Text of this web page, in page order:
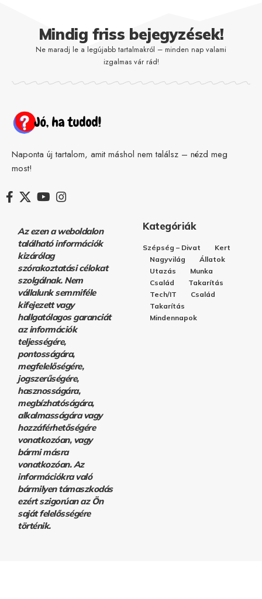
Mindig friss bejegyzések!
Ne maradj le a legújabb tartalmakról – minden nap valami
izgalmas vár rád!
Naponta új tartalom, amit máshol nem találsz – nézd meg
most!
Az ezen a weboldalon
található információk
kizárólag
szórakoztatási célokat
szolgálnak. Nem
vállalunk semmiféle
kifejezett vagy
hallgatólagos garanciát
az információk
teljességére,
pontosságára,
megfelelőségére,
jogszerűségére,
hasznosságára,
megbízhatóságára,
alkalmasságára vagy
hozzáférhetőségére
vonatkozóan, vagy
bármi másra
vonatkozóan. Az
információkra való
bármilyen támaszkodás
ezért szigorúan az Ön
saját felelősségére
történik.
Kategóriák
Szépség – Divat
Kert
Nagyvilág
Állatok
Utazás
Munka
Család
Takarítás
Tech/IT
Család
Takarítás
Mindennapok